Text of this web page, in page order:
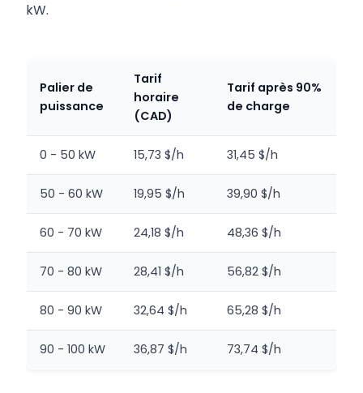
kW.
Palier de
puissance
Tarif
horaire
(CAD)
Tarif après 90%
de charge
0 - 50 kW 15,73 $/h 31,45 $/h
50 - 60 kW 19,95 $/h 39,90 $/h
60 - 70 kW 24,18 $/h 48,36 $/h
70 - 80 kW 28,41 $/h 56,82 $/h
80 - 90 kW 32,64 $/h 65,28 $/h
90 - 100 kW 36,87 $/h 73,74 $/h